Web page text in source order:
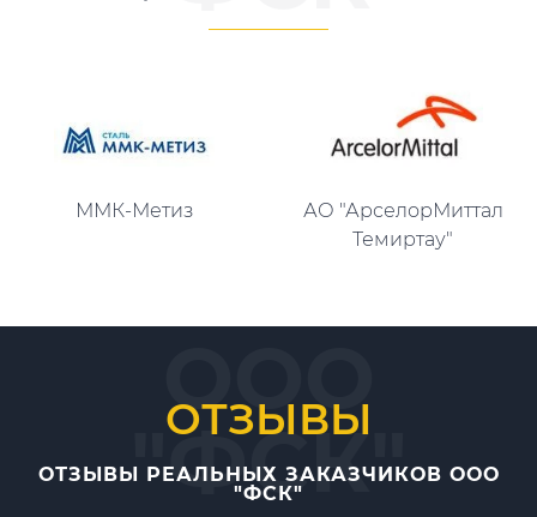
ММК-Метиз
АО "АрселорМиттал
Темиртау"
ООО
"ФСК"
ОТЗЫВЫ
ОТЗЫВЫ РЕАЛЬНЫХ ЗАКАЗЧИКОВ ООО
"ФСК"